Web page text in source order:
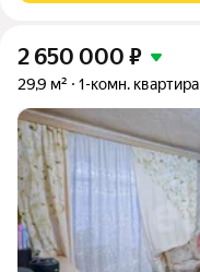
2 650 000 ₽
29,9 м² 1-комн. квартира